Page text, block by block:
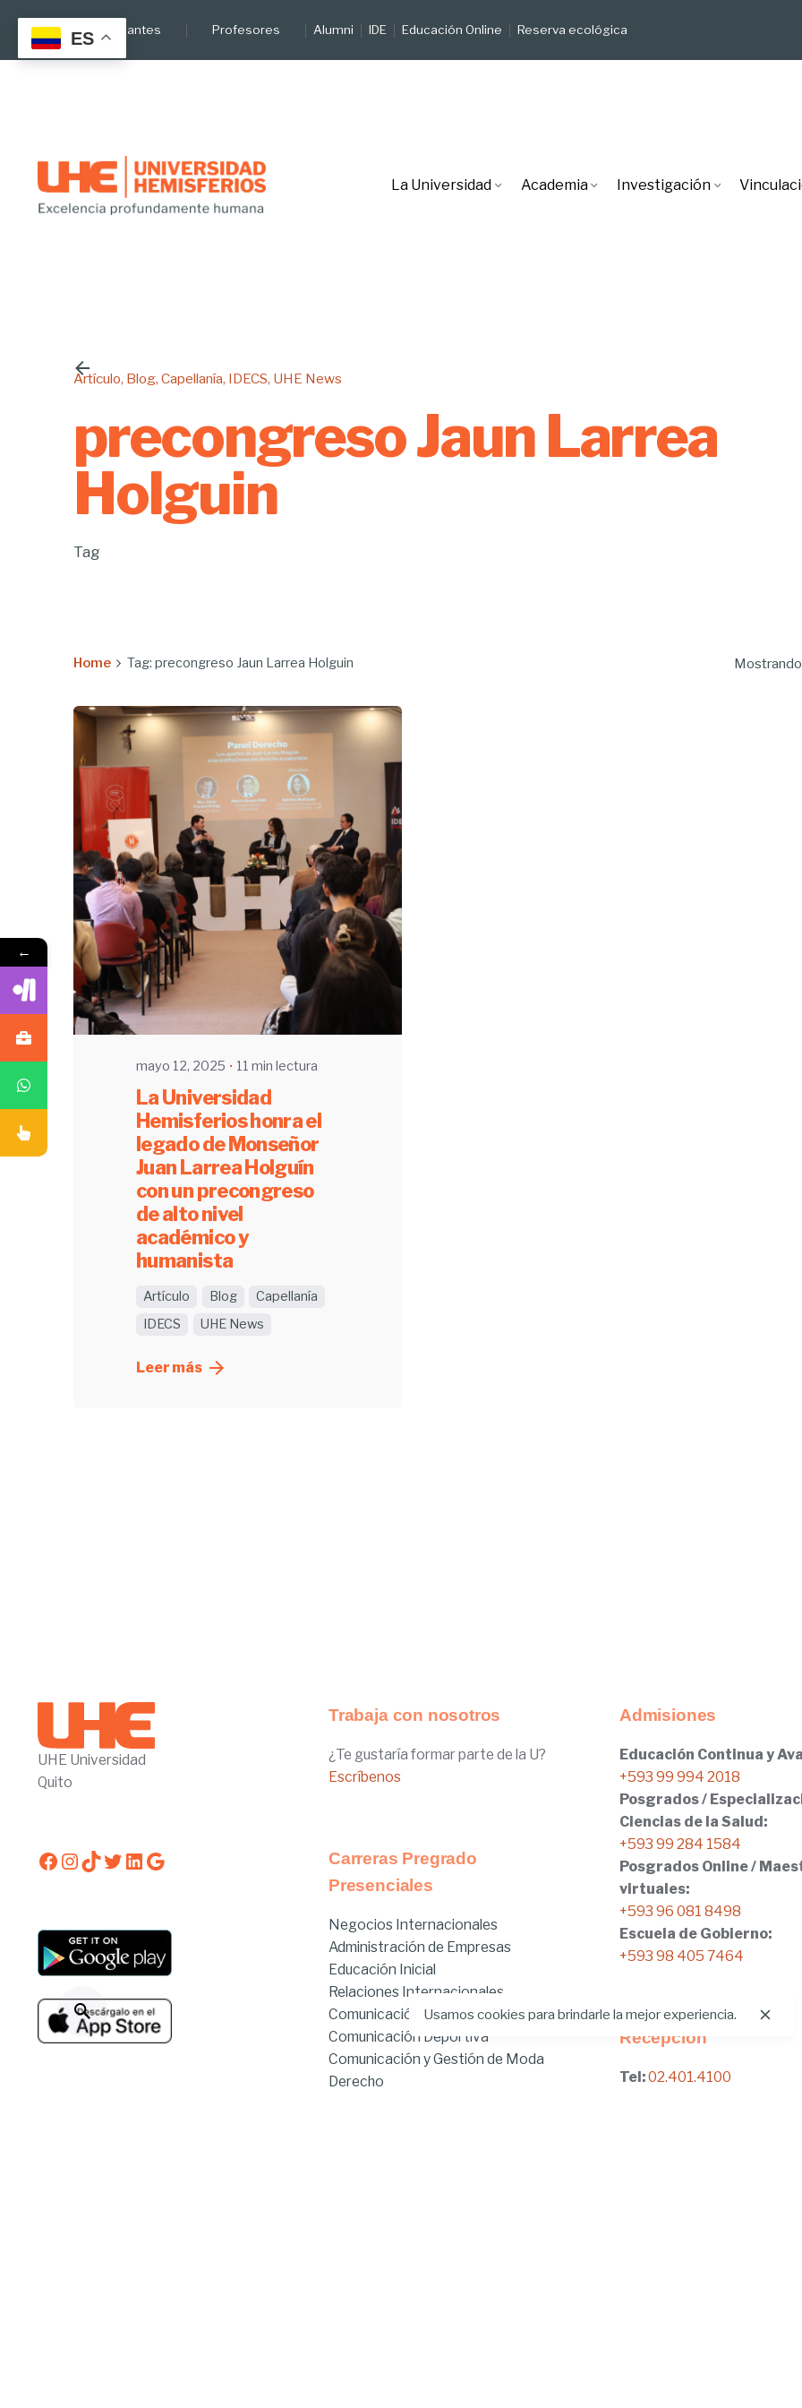
content
Estudiantes Profesores Alumni IDE Educación Online Reserva ecológica
La Universidad Academia Investigación
Artículo Blog Capellanía IDECS UHE News
precongreso Jaun Larrea
Holguin
Tag
Home Tag: precongreso Jaun Larrea Holguin
Enviado por
mayo 12, 2025 11 min lectura
La Universidad
Hemisferios honra el
legado de Monseñor
Juan Larrea Holguín
con un precongreso
de alto nivel
académico y
humanista
Artículo Blog
Capellanía
IDECS
UHE News
Leer más
UHE Universidad
Quito
Facebook
Instagram
TikTok
Twitter
LinkedIn
Google
Trabaja con nosotros
¿Te gustaría formar parte de la U?
Escríbenos
Carreras Pregrado
Presenciales
Negocios Internacionales
Administración de Empresas
Educación Inicial
Relaciones Internacionales
Comunicación
Comunicación Deportiva
Comunicación y Gestión de Moda
Derecho
Admisiones
Educación Continua y
+593 99 994 2018
Posgrados /
Ciencias de la Salud:
+593 99 284 1584
Posgrados Online /
virtuales:
+593 96 081 8498
Escuela de Gobierno:
+593 98 405 7464
Recepción
Tel:02.401.4100
Usamos cookies para brindarle la mejor experiencia.
ES
←